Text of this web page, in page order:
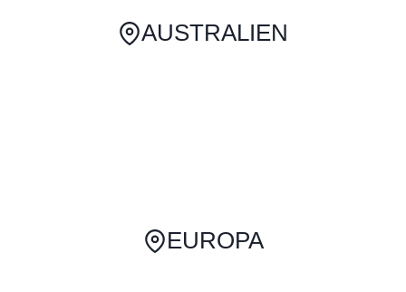
AUSTRALIEN
EUROPA